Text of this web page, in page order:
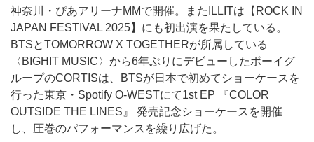
神奈川・ぴあアリーナMMで開催。またILLITは【ROCK IN
JAPAN FESTIVAL 2025】にも初出演を果たしている。
BTSとTOMORROW X TOGETHERが所属している
〈BIGHIT MUSIC〉から6年ぶりにデビューしたボーイグ
ループのCORTISは、BTSが日本で初めてショーケースを
行った東京・Spotify O-WESTにて1st EP 『COLOR
OUTSIDE THE LINES』 発売記念ショーケースを開催
し、圧巻のパフォーマンスを繰り広げた。